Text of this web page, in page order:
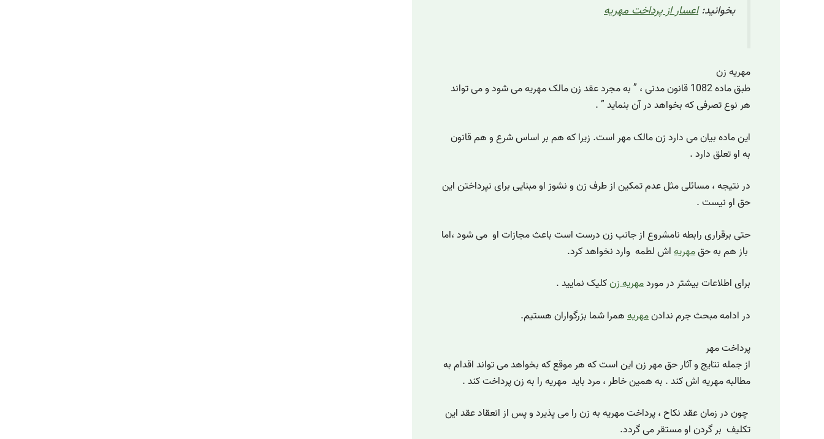
بخوانید:اعسار از پرداخت مهریه
مهریه زن
طبق ماده 1082 قانون مدنی ، ” به مجرد عقد زن مالک مهریه می شود و می تواند
هر نوع تصرفی که بخواهد در آن بنماید ” .
این ماده بیان می دارد زن مالک مهر است. زیرا که هم بر اساس شرع و هم قانون
به او تعلق دارد .
در نتیجه ، مسائلی مثل عدم تمکین از طرف زن و نشوز او مبنایی برای نپرداختن این
حق او نیست .
حتی برقراری رابطه نامشروع از جانب زن درست است باعث مجازات او می شود ،اما
باز هم به حقمهریهاش لطمه وارد نخواهد کرد.
برای اطلاعات بیشتر در موردمهریه زنکلیک نمایید .
در ادامه مبحث جرم ندادنمهریههمرا شما بزرگواران هستیم.
پرداخت مهر
از جمله نتایج و آثار حق مهر زن این است که هر موقع که بخواهد می تواند اقدام به
مطالبه مهریه اش کند . به همین خاطر ، مرد باید مهریه را به زن پرداخت کند .
چون در زمان عقد نکاح ، پرداخت مهریه به زن را می پذیرد و پس از انعقاد عقد این
تکلیف بر گردن او مستقر می گردد.